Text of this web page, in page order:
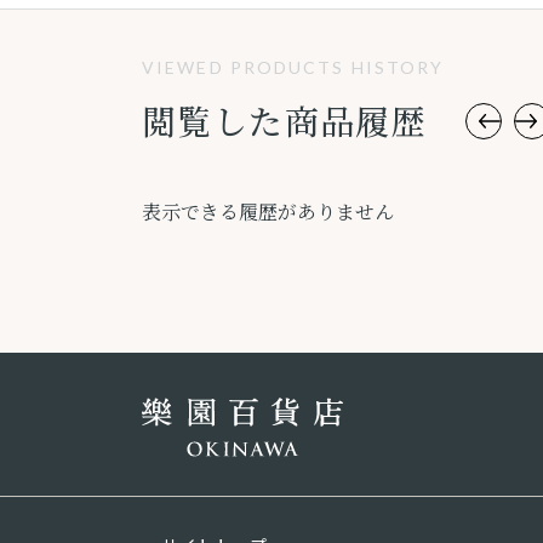
VIEWED PRODUCTS HISTORY
閲覧した商品履歴
表示できる履歴がありません